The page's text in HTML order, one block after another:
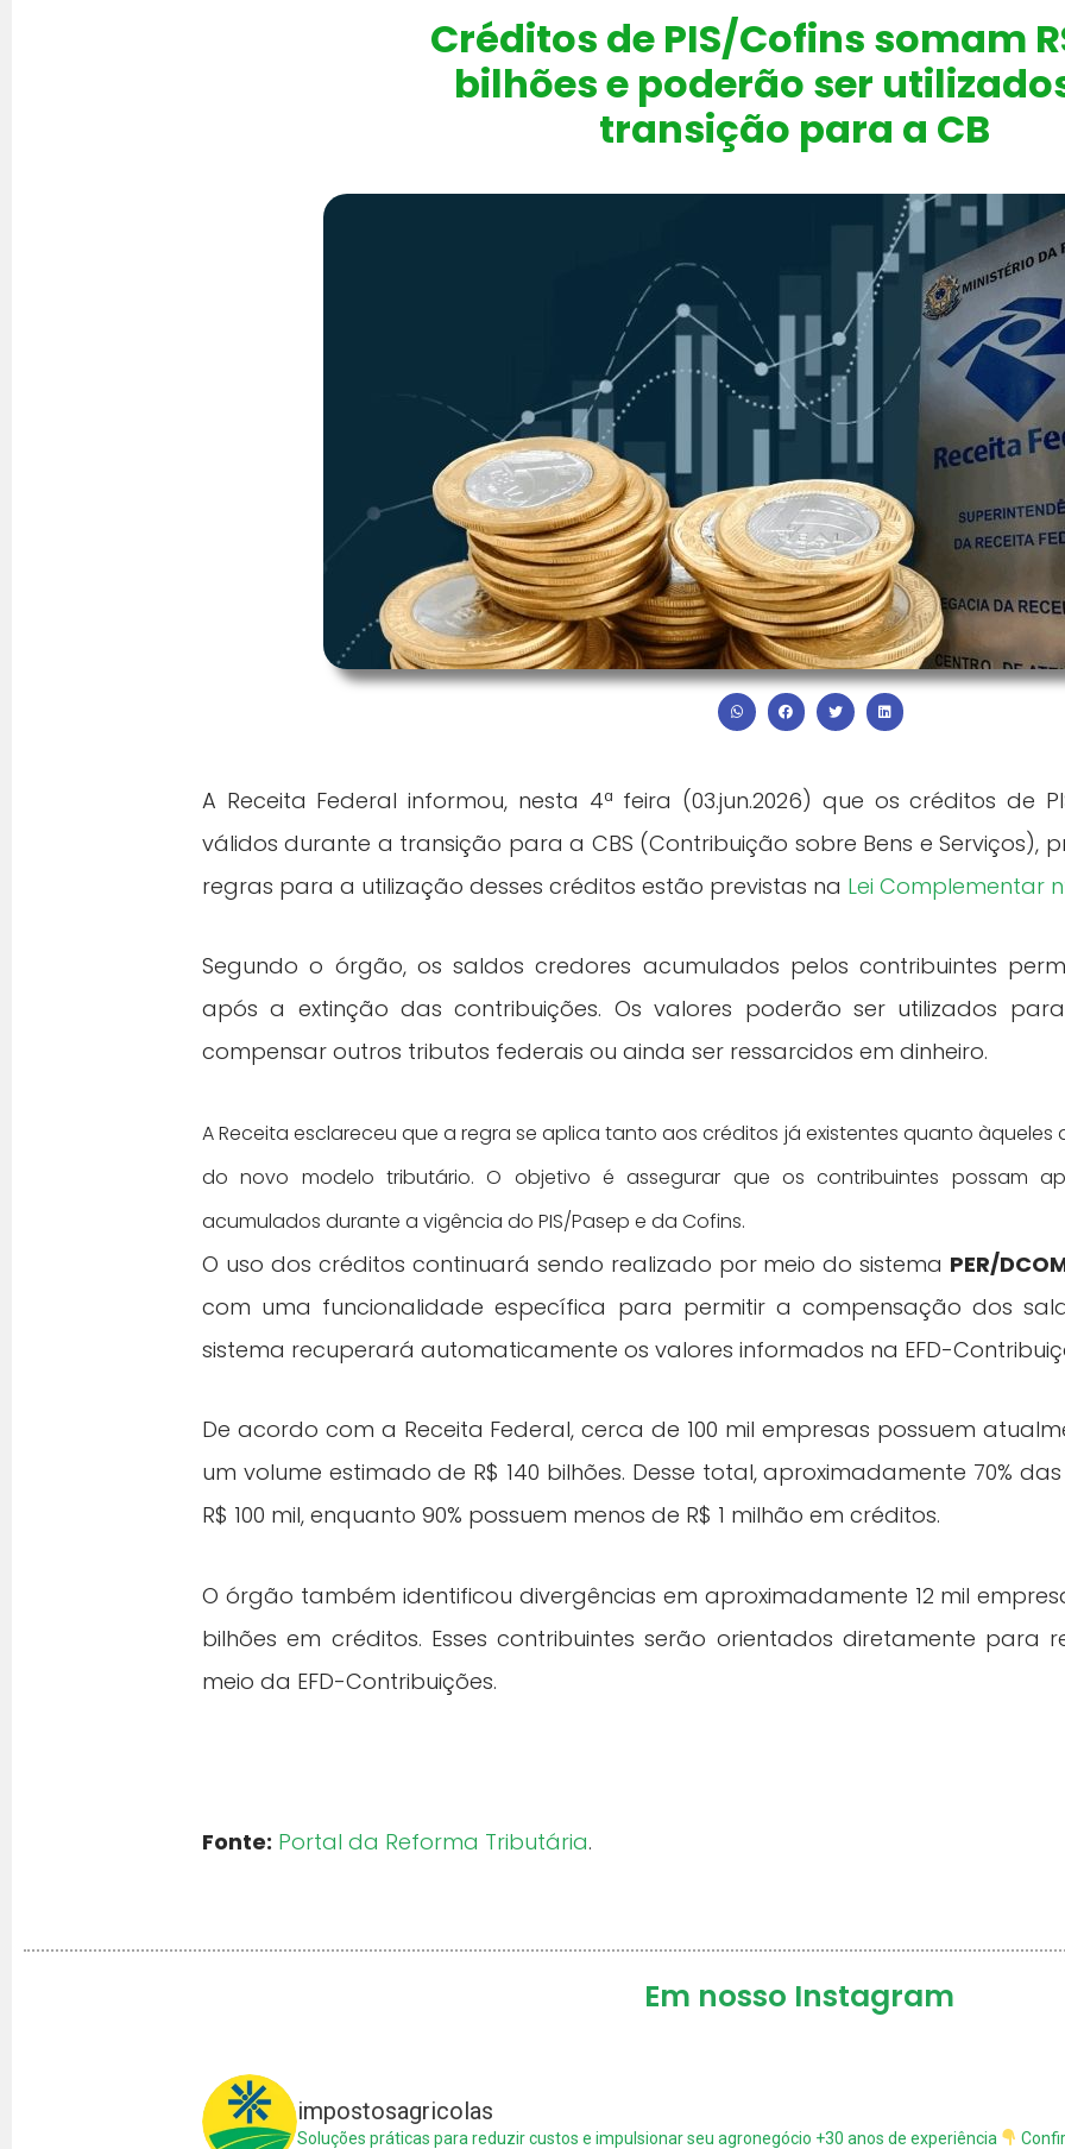
Créditos de PIS/Cofins somam
bilhões e poderão ser
transição para a CB
A Receita Federal informou, nesta 4ª feira (03.jun.2026) que os créditos de
válidos durante a transição para a CBS (Contribuição sobre Bens e Serviços),
regras para a utilização desses créditos estão previstas na Lei Complementar
Segundo o órgão, os saldos credores acumulados pelos contribuintes
após a extinção das contribuições. Os valores poderão ser utilizados
compensar outros tributos federais ou ainda ser ressarcidos em dinheiro.
A Receita esclareceu que a regra se aplica tanto aos créditos já existentes quanto
do novo modelo tributário. O objetivo é assegurar que os contribuintes possam
acumulados durante a vigência do PIS/Pasep e da Cofins.
O uso dos créditos continuará sendo realizado por meio do sistema PER/
com uma funcionalidade específica para permitir a compensação dos
sistema recuperará automaticamente os valores informados na EFD-
De acordo com a Receita Federal, cerca de 100 mil empresas possuem
um volume estimado de R$ 140 bilhões. Desse total, aproximadamente 70%
R$ 100 mil, enquanto 90% possuem menos de R$ 1 milhão em créditos.
O órgão também identificou divergências em aproximadamente 12 mil
bilhões em créditos. Esses contribuintes serão orientados diretamente para
meio da EFD-Contribuições.
Fonte: Portal da Reforma Tributária.
Em nosso Instagram
impostosagricolas
Soluções práticas para reduzir custos e impulsionar seu agronegócio +30 anos de experiência